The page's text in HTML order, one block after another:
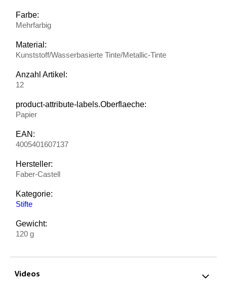
Farbe:
Mehrfarbig
Material:
Kunststoff/Wasserbasierte Tinte/Metallic-Tinte
Anzahl Artikel:
12
product-attribute-labels.Oberflaeche:
Papier
EAN:
4005401607137
Hersteller:
Faber-Castell
Kategorie:
Stifte
Gewicht:
120 g
Videos